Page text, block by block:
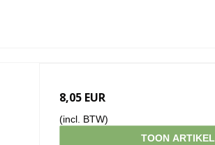
8,05 EUR
(incl. BTW)
TOON ARTIKEL